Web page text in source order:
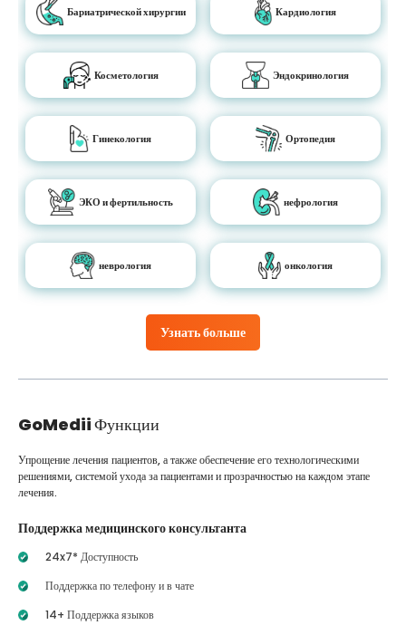
Узнать больше
Бариатрической хирургии Кардиология
Косметология Эндокринология
Гинекология Ортопедия
ЭКО и фертильность нефрология
неврология онкология
GoMediiФункции
Упрощение лечения пациентов, а также обеспечение его технологическими
решениями, системой ухода за пациентами и прозрачностью на каждом этапе
лечения.
Поддержка медицинского консультанта
24x7* Доступность
Поддержка по телефону и в чате
14+ Поддержка языков